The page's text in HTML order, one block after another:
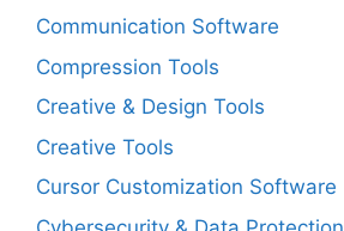
Communication Software
Compression Tools
Creative & Design Tools
Creative Tools
Cursor Customization Software